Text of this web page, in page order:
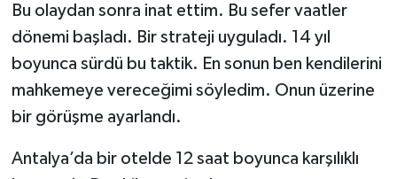
Bu olaydan sonra inat ettim. Bu sefer vaatler
dönemi başladı. Bir strateji uyguladı. 14 yıl
boyunca sürdü bu taktik. En sonun ben kendilerini
mahkemeye vereceğimi söyledim. Onun üzerine
bir görüşme ayarlandı.
Antalya’da bir otelde 12 saat boyunca karşılıklı